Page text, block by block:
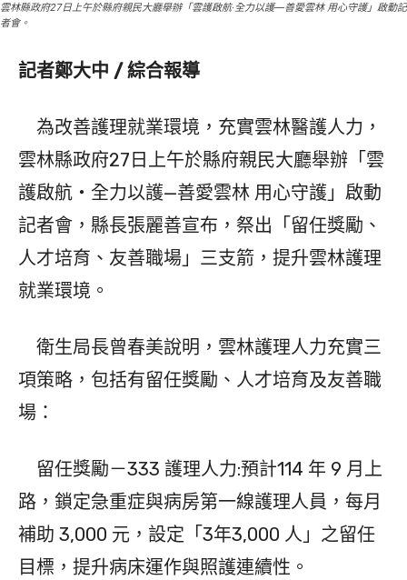
雲林縣政府27日上午於縣府親民大廳舉辦「雲護啟航‧全力以護—善愛雲林 用心守護」啟動記
者會。
記者鄭大中 / 綜合報導
為改善護理就業環境，充實雲林醫護人力，
雲林縣政府27日上午於縣府親民大廳舉辦「雲
護啟航‧全力以護—善愛雲林 用心守護」啟動
記者會，縣長張麗善宣布，祭出「留任獎勵、
人才培育、友善職場」三支箭，提升雲林護理
就業環境。
衛生局長曾春美說明，雲林護理人力充實三
項策略，包括有留任獎勵、人才培育及友善職
場：
留任獎勵－333 護理人力:預計114 年 9 月上
路，鎖定急重症與病房第一線護理人員，每月
補助 3,000 元，設定「3年3,000 人」之留任
目標，提升病床運作與照護連續性。